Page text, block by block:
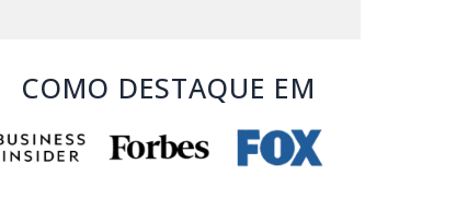
COMO DESTAQUE EM